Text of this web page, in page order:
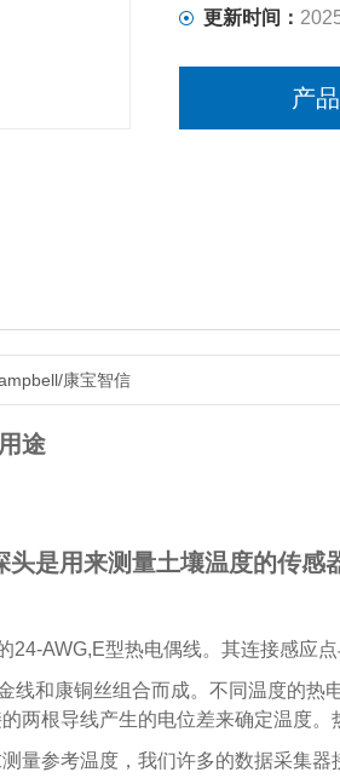
更新时间：
产
康宝智信
途
头是用来测量土壤温度的传感
24-AWG,E型热电偶线。其连接感应
线和康铜丝组合而成。不同温度的热
两根导线产生的电位差来确定温度。
量参考温度，我们许多的数据采集器